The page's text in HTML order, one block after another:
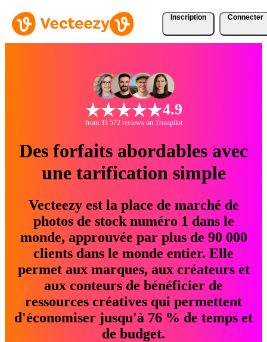
Inscription Connecter
4.9
from 33 572 reviews on Trustpilot
Des forfaits abordables avec
une tarification simple
Vecteezy est la place de marché de
photos de stock numéro 1 dans le
monde, approuvée par plus de 90 000
clients dans le monde entier. Elle
permet aux marques, aux créateurs et
aux conteurs de bénéficier de
ressources créatives qui permettent
d'économiser jusqu'à 76 % de temps et
de budget.